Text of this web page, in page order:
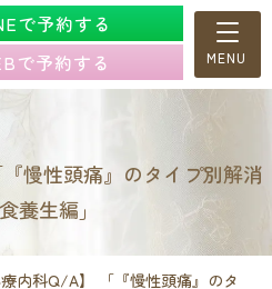
で予約する
で予約する
慢性頭痛』のタイプ別解消
養生編」
療内科Q/A】 「『慢性頭痛』のタ